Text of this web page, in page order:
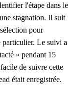
l'étape dans le
stagnation. Il suit
pour
particulier. Le suivi a
» pendant 15
de suivre cette
était enregistrée.